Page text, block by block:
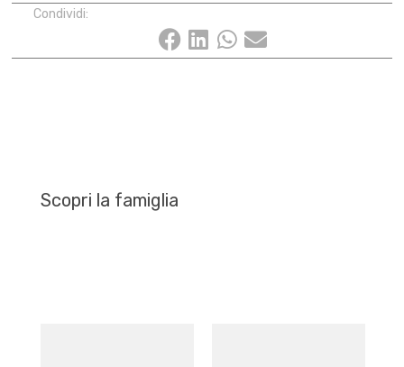
Condividi:
Scopri la famiglia